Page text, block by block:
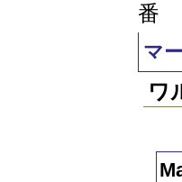
番
マ
ワ